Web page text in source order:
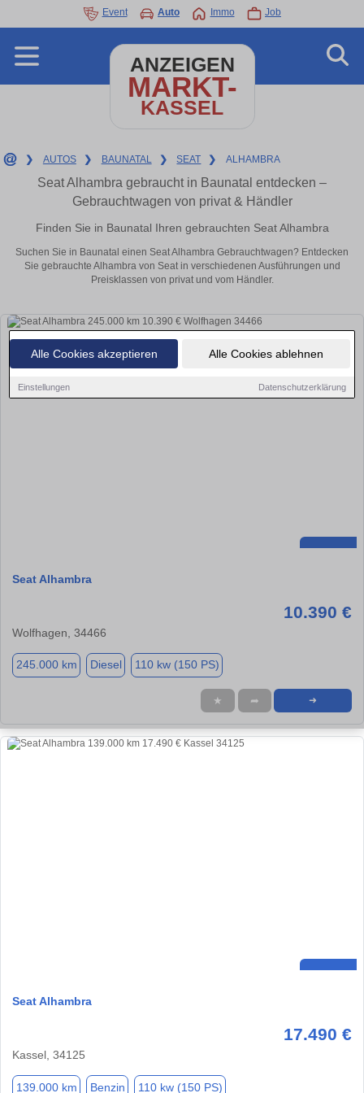
Alle Cookies akzeptieren Alle Cookies ablehnen
Einstellungen Datenschutzerklärung
Event Auto Immo Job
ANZEIGEN
MARKT-
KASSEL
❯ AUTOS ❯ BAUNATAL ❯ SEAT ❯ ALHAMBRA
Seat Alhambra gebraucht in Baunatal entdecken –
Gebrauchtwagen von privat & Händler
Finden Sie in Baunatal Ihren gebrauchten Seat Alhambra
Suchen Sie in Baunatal einen Seat Alhambra Gebrauchtwagen? Entdecken
Sie gebrauchte Alhambra von Seat in verschiedenen Ausführungen und
Preisklassen von privat und vom Händler.
Seat Alhambra
10.390 €
Wolfhagen, 34466
245.000 km Diesel 110 kw (150 PS)
★ ➦ ➜
Seat Alhambra
17.490 €
Kassel, 34125
139.000 km Benzin 110 kw (150 PS)